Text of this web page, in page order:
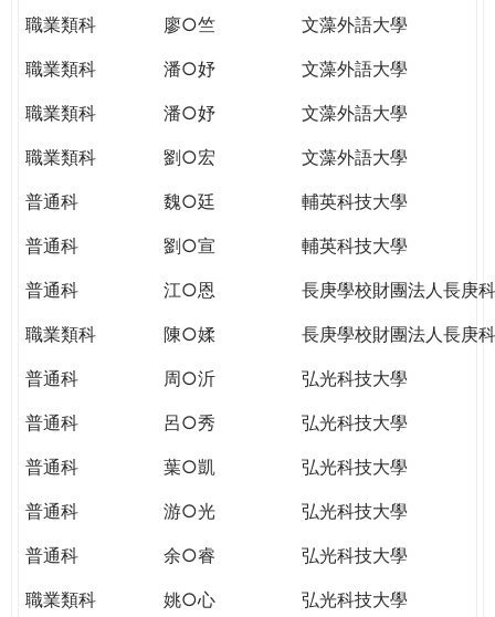
職業類科 廖○竺
文藻外語大學
職業類科
潘○妤
文藻外語大學
職業類科
潘○妤
文藻外語大學
職業類科
劉○宏
文藻外語大學
普通科
魏○廷
輔英科技大學
普通科
劉○宣
輔英科技大學
普通科
江○恩
長庚學校財團法人長庚
職業類科
陳○媃
長庚學校財團法人長庚
普通科
周○沂
弘光科技大學
普通科
呂○秀
弘光科技大學
普通科
葉○凱
弘光科技大學
普通科
游○光
弘光科技大學
普通科
余○睿
弘光科技大學
職業類科
姚○心
弘光科技大學